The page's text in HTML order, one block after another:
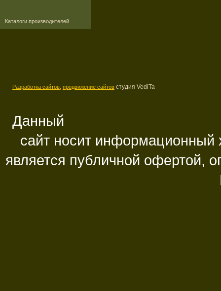
Каталоги производителей
Разработка сайтов, продвижение сайтов студия VediTa
Данный
сайт носит информационный
является публичной офертой,